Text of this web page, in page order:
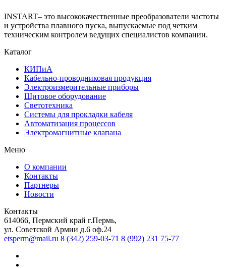
INSTART– это высококачественные преобразователи частоты
и устройства плавного пуска, выпускаемые под четким
техническим контролем ведущих специалистов компании.
Каталог
КИПиА
Кабельно-проводниковая продукция
Электроизмерительные приборы
Щитовое оборудование
Светотехника
Системы для прокладки кабеля
Автоматизация процессов
Электромагнитные клапана
Меню
О компании
Контакты
Партнеры
Новости
Контакты
614066, Пермский край г.Пермь,
ул. Советской Армии д.6 оф.24
etsperm@mail.ru 8 (342) 259-03-71 8 (992) 231 75-77